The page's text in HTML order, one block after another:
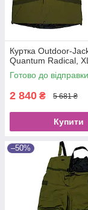
Куртка Outdoor-
Quantum Radical,
Готово до відправки
2 840 ₴ 5 681 ₴
Купити
–50%